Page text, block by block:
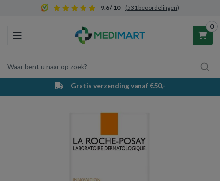
9.6 / 10 (531 beoordelingen)
Toggle navigation
Waar bent u naar op zoek?
0
Winkelwagen
Uw winkelwagen is leeg.
Vul hem met producten.
Gratis verzending vanaf €50,-